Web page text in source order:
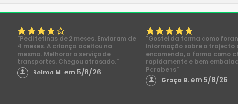
"Pedi tetinas de 2 meses. Enviaram de
4 meses. A criança aceitou na
mesma. Melhorar o serviço de
transportes. Chegou atrasado."
Selma M. em 5/8/26
"Gostei da forma como
informação sobre o trajecto
encomenda, a forma como
rapidamente e bem
Parabens"
Graça B.em 5/8/26